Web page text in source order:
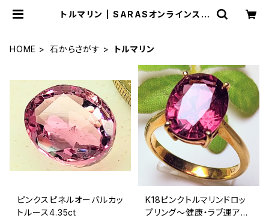
トルマリン | SARASオンラインスト
HOME 石からさがす トルマリン
ピンクスピネルオーバルカッ
トルース4.35ct
K18ピンクトルマリンドロッ
プリング〜健康・ラブ運アッ